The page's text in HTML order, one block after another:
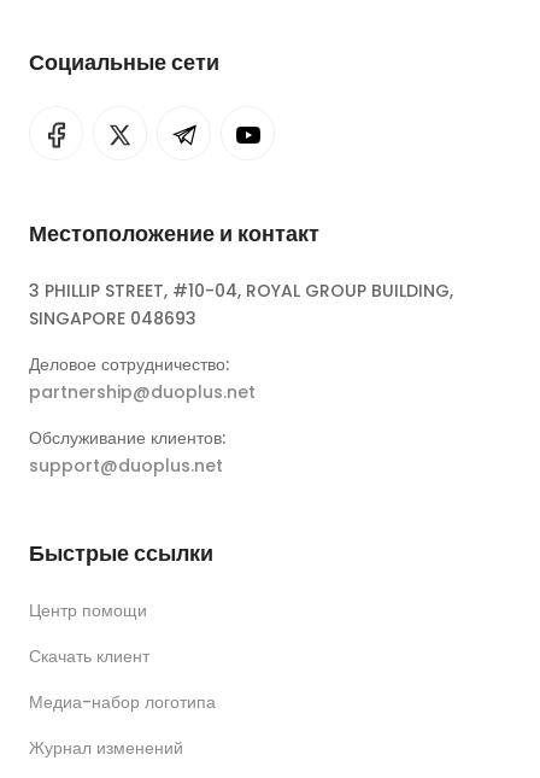
Социальные сети
Местоположение и контакт
3 PHILLIP STREET, #10-04, ROYAL GROUP BUILDING,
SINGAPORE 048693
Деловое сотрудничество:
partnership@duoplus.net
Обслуживание клиентов:
support@duoplus.net
Быстрые ссылки
Центр помощи
Скачать клиент
Медиа-набор логотипа
Журнал изменений